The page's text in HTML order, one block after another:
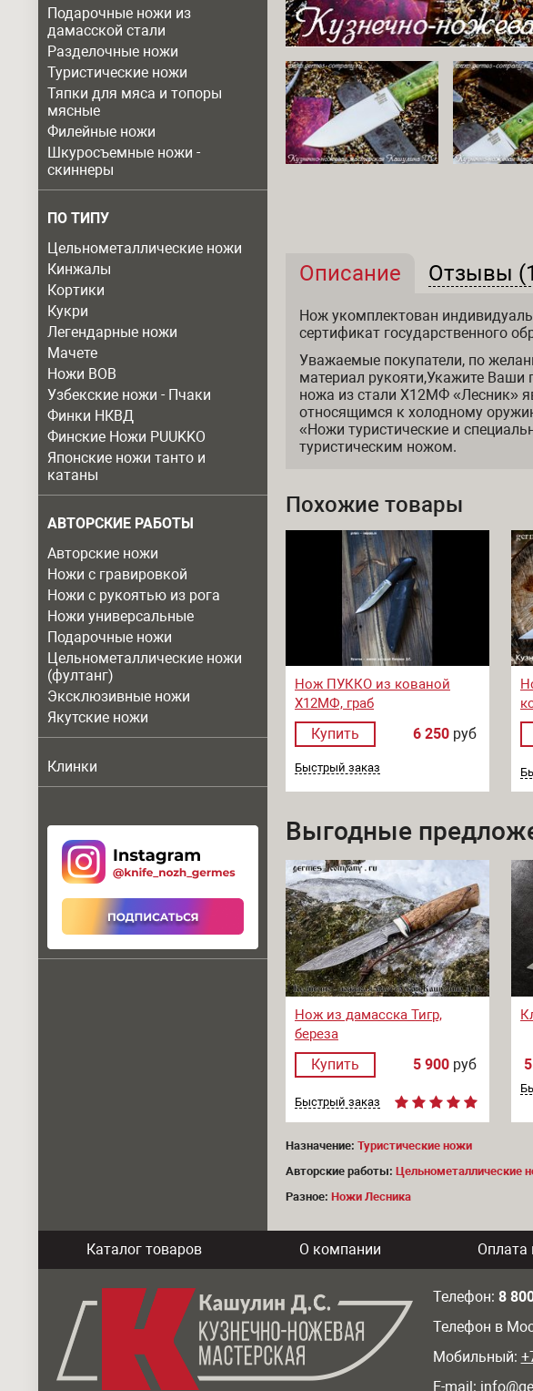
Подарочные ножи из
дамасской стали
Разделочные ножи
Туристические ножи
Тяпки для мяса и топоры
мясные
Филейные ножи
Шкуросъемные ножи -
скиннеры
ПО ТИПУ
Цельнометаллические ножи
Кинжалы
Кортики
Кукри
Легендарные ножи
Мачете
Ножи ВОВ
Узбекские ножи - Пчаки
Финки НКВД
Финские Ножи PUUKKO
Японские ножи танто и
катаны
АВТОРСКИЕ РАБОТЫ
Авторские ножи
Ножи с гравировкой
Ножи с рукоятью из рога
Ножи универсальные
Подарочные ножи
Цельнометаллические ножи
(фултанг)
Эксклюзивные ножи
Якутские ножи
Клинки
Описание и отзывы
Описание (активная
Отзывы
Нож укомплектован
сертификат государственного
Уважаемые покупатели, по
материал рукояти,Укажите
ножа из стали Х12МФ «Лесник»
относящимся к холодному
«Ножи туристические и
туристическим ножом.
Похожие товары
Нож ПУККО из кованой
Х12МФ, граб
Купить 6 250 руб
Быстрый заказ
Выгодные
Нож из дамасска Тигр,
береза
Купить 5 900 руб
Быстрый заказ
Назначение: Туристические ножи
Авторские работы: Цельнометаллические
Разное: Ножи Лесника
Каталог товаров О компании Оплата
Телефон: 8
Телефон в
Мобильный:
E-mail: